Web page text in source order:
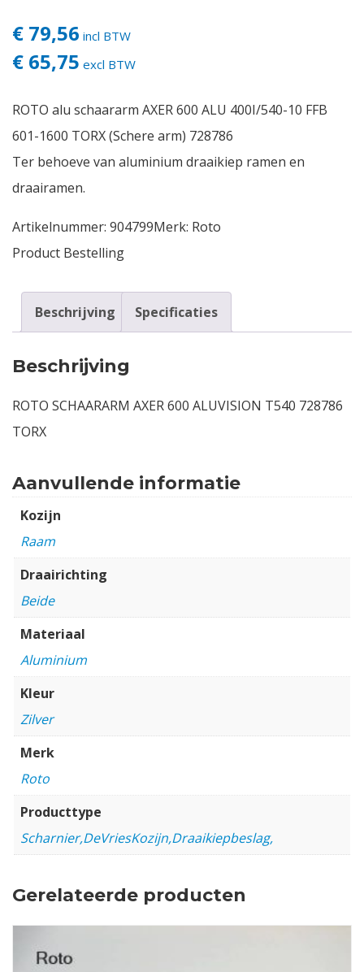
€ 79,56 incl BTW
€ 65,75 excl BTW
ROTO alu schaararm AXER 600 ALU 400I/540-10 FFB
601-1600 TORX (Schere arm) 728786
Ter behoeve van aluminium draaikiep ramen en
draairamen.
Artikelnummer: 904799Merk: Roto
Product Bestelling
Beschrijving Specificaties
Beschrijving
ROTO SCHAARARM AXER 600 ALUVISION T540 728786
TORX
Aanvullende informatie
Kozijn
Raam
Draairichting
Beide
Materiaal
Aluminium
Kleur
Zilver
Merk
Roto
Producttype
Scharnier,DeVriesKozijn,Draaikiepbeslag,
Gerelateerde producten